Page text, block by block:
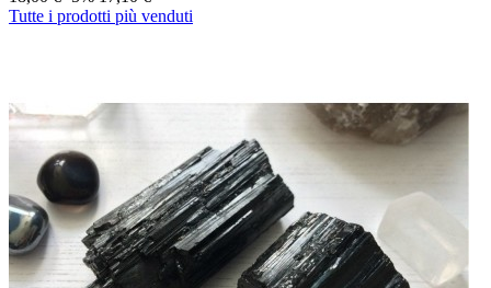
Tutte i prodotti più venduti